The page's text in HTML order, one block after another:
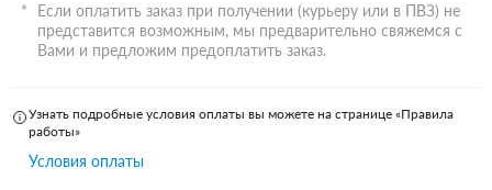
Если оплатить заказ при получении (курьеру или в ПВЗ) не
представится возможным, мы предварительно свяжемся с
Вами и предложим предоплатить заказ.
Узнать подробные условия оплаты вы можете на странице «Правила
работы»
Условия оплаты